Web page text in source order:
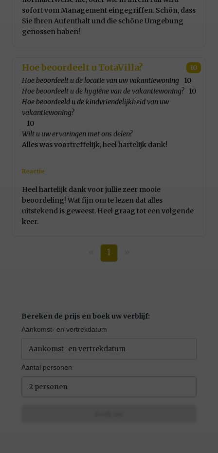
sofort vom Management eingegriffen. Schön, dass
Sie Ihren Aufenthalt und die schöne Umgebung
genossen haben!
Hoe beoordeelt u TotaVilla?
10
Hoe beoordeelt u de locatie van uw vakantiewoning
10
Hoe beoordeelt u de hygiëne van de vakantiewoning?
10
Hoe beoordeeld u de kindvriendelijkheid van uw
vakantiewoning?
10
Wilt u uw ervaringen met ons delen?
Alles was voortreffelijk, heel hartelijk dank!
Reactie
Heel hartelijk dank voor jullie zeer mooie
beoordeling! Wat fijn om te lezen dat alles
uitstekend is geweest. Heel graag tot een volgende
keer.
1
Bereken de prijs en boek uw verblijf:
Aankomst- en vertrekdatum
Aantal personen
2 personen